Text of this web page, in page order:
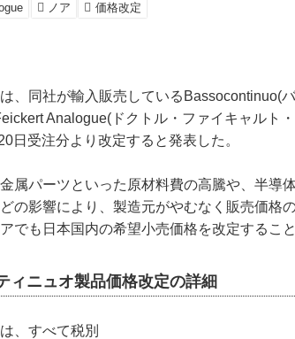
ノア 価格改定
、同社が輸入販売しているBassocontinuo(
Analogue(ドクトル・ファイキャルト
日受注分より改定すると発表した。
属パーツといった原材料費の高騰や、半導
の影響により、製造元がやむなく販売価格
でも日本国内の希望小売価格を改定すること
ィニュオ製品価格改定の詳細
、すべて税別